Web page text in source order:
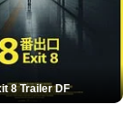
8 Trailer DF